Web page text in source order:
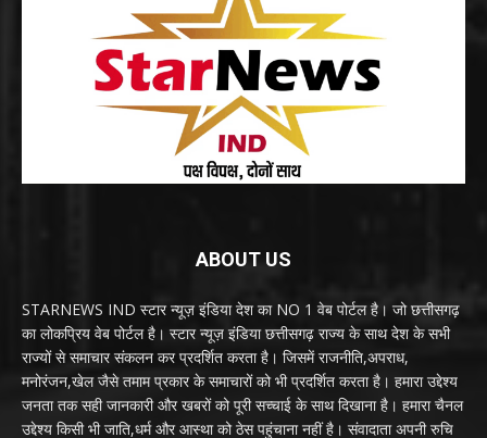
ABOUT US
STARNEWS IND स्टार न्यूज़ इंडिया देश का NO 1 वेब पोर्टल है। जो छत्तीसगढ़
का लोकप्रिय वेब पोर्टल है। स्टार न्यूज़ इंडिया छत्तीसगढ़ राज्य के साथ देश के सभी
राज्यों से समाचार संकलन कर प्रदर्शित करता है। जिसमें राजनीति,अपराध,
मनोरंजन,खेल जैसे तमाम प्रकार के समाचारों को भी प्रदर्शित करता है। हमारा उद्देश्य
जनता तक सही जानकारी और खबरों को पूरी सच्चाई के साथ दिखाना है। हमारा चैनल
उद्देश्य किसी भी जाति,धर्म और आस्था को ठेस पहुंचाना नहीं है। संवादाता अपनी रुचि